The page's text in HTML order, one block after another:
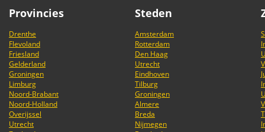
Provincies
Drenthe
Flevoland
Friesland
Gelderland
Groningen
Limburg
Noord-Brabant
Noord-Holland
Overijssel
Utrecht
Steden
Amsterdam
Rotterdam
Den Haag
Utrecht
Eindhoven
Tilburg
Groningen
Almere
Breda
Nijmegen